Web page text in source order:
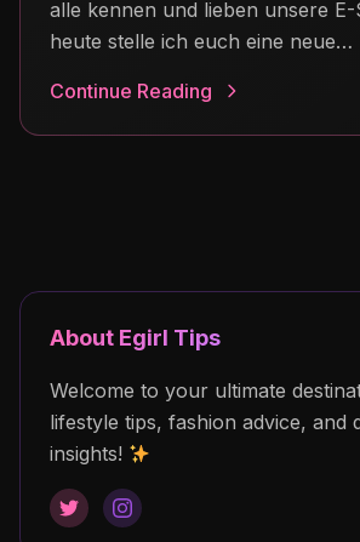
alle kennen und lieben unsere
heute stelle ich euch eine neue…
Continue Reading
About Egirl Tips
Welcome to your ultimate
lifestyle tips, fashion advice, and
insights!